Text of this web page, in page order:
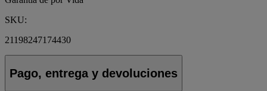
SKU:
21198247174430
Pago, entrega y devoluciones